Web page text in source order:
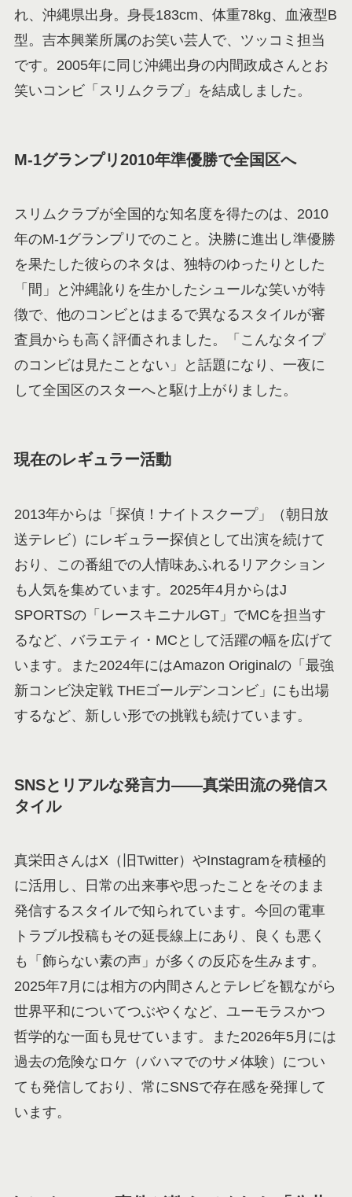
れ、沖縄県出身。身長183cm、体重78kg、血液型B
型。吉本興業所属のお笑い芸人で、ツッコミ担当
です。2005年に同じ沖縄出身の内間政成さんとお
笑いコンビ「スリムクラブ」を結成しました。
M-1グランプリ2010年準優勝で全国区へ
スリムクラブが全国的な知名度を得たのは、2010
年のM-1グランプリでのこと。決勝に進出し準優勝
を果たした彼らのネタは、独特のゆったりとした
「間」と沖縄訛りを生かしたシュールな笑いが特
徴で、他のコンビとはまるで異なるスタイルが審
査員からも高く評価されました。「こんなタイプ
のコンビは見たことない」と話題になり、一夜に
して全国区のスターへと駆け上がりました。
現在のレギュラー活動
2013年からは「探偵！ナイトスクープ」（朝日放
送テレビ）にレギュラー探偵として出演を続けて
おり、この番組での人情味あふれるリアクション
も人気を集めています。2025年4月からはJ
SPORTSの「レースキニナルGT」でMCを担当す
るなど、バラエティ・MCとして活躍の幅を広げて
います。また2024年にはAmazon Originalの「最強
新コンビ決定戦 THEゴールデンコンビ」にも出場
するなど、新しい形での挑戦も続けています。
SNSとリアルな発言力——真栄田流の発信ス
タイル
真栄田さんはX（旧Twitter）やInstagramを積極的
に活用し、日常の出来事や思ったことをそのまま
発信するスタイルで知られています。今回の電車
トラブル投稿もその延長線上にあり、良くも悪く
も「飾らない素の声」が多くの反応を生みます。
2025年7月には相方の内間さんとテレビを観ながら
世界平和についてつぶやくなど、ユーモラスかつ
哲学的な一面も見せています。また2026年5月には
過去の危険なロケ（バハマでのサメ体験）につい
ても発信しており、常にSNSで存在感を発揮して
います。